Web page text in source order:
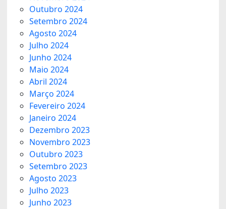
Outubro 2024
Setembro 2024
Agosto 2024
Julho 2024
Junho 2024
Maio 2024
Abril 2024
Março 2024
Fevereiro 2024
Janeiro 2024
Dezembro 2023
Novembro 2023
Outubro 2023
Setembro 2023
Agosto 2023
Julho 2023
Junho 2023